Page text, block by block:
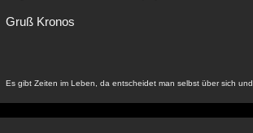
Gruß Kronos
Es gibt Zeiten im Leben, da entscheidet man selbst über sich und